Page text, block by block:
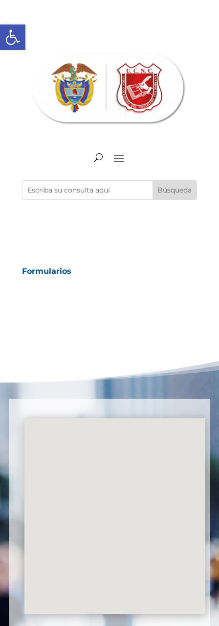
Abrir barra de herramientas
Formularios